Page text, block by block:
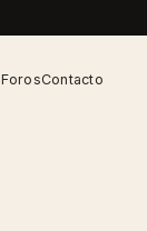
ForosContacto